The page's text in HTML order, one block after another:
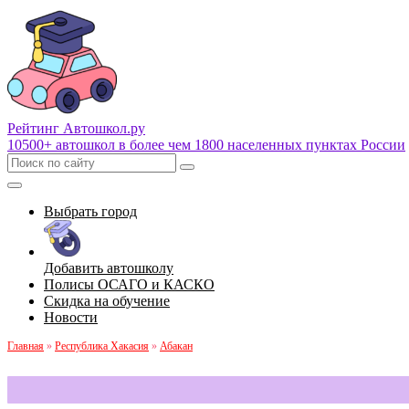
Рейтинг Автошкол.ру
10500+ автошкол в более чем 1800 населенных пунктах России
Выбрать город
Добавить автошколу
Полисы ОСАГО и КАСКО
Скидка на обучение
Новости
Главная » Республика Хакасия » Абакан